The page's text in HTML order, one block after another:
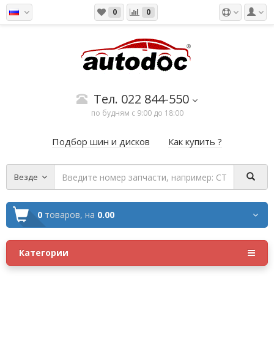
0 0
Тел. 022 844-550
по будням с 9:00 до 18:00
Подбор шин и дисков Как купить ?
Везде
0 товаров, на 0.00
Категории